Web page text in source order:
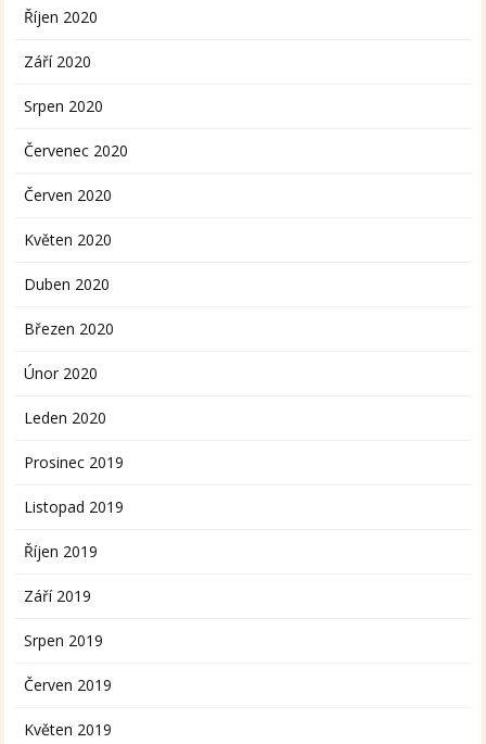
Říjen 2020
Září 2020
Srpen 2020
Červenec 2020
Červen 2020
Květen 2020
Duben 2020
Březen 2020
Únor 2020
Leden 2020
Prosinec 2019
Listopad 2019
Říjen 2019
Září 2019
Srpen 2019
Červen 2019
Květen 2019